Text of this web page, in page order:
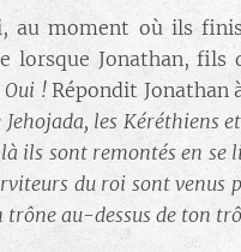
moment où ils
Jonathan, fils
Oui !Répondit Jonathan
les
ils sont remontés en
du roi sont venus
au-dessus de ton